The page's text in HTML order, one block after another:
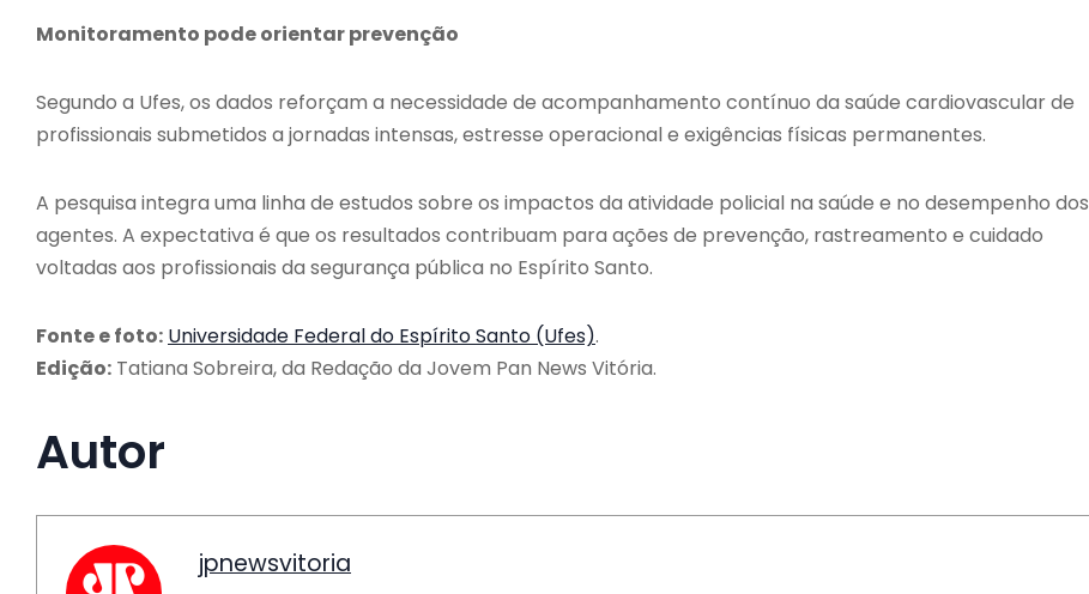
Monitoramento pode orientar prevenção
Segundo a Ufes, os dados reforçam a necessidade de acompanhamento contínuo da saúde cardiovascular de
profissionais submetidos a jornadas intensas, estresse operacional e exigências físicas permanentes.
A pesquisa integra uma linha de estudos sobre os impactos da atividade policial na saúde e no desempenho dos
agentes. A expectativa é que os resultados contribuam para ações de prevenção, rastreamento e cuidado
voltadas aos profissionais da segurança pública no Espírito Santo.
Fonte e foto: Universidade Federal do Espírito Santo (Ufes).
Edição: Tatiana Sobreira, da Redação da Jovem Pan News Vitória.
Autor
jpnewsvitoria